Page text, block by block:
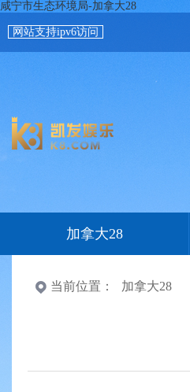
咸宁市生态环境局-加拿大28
网站支持ipv6访问
加拿大28
当前位置： 加拿大28